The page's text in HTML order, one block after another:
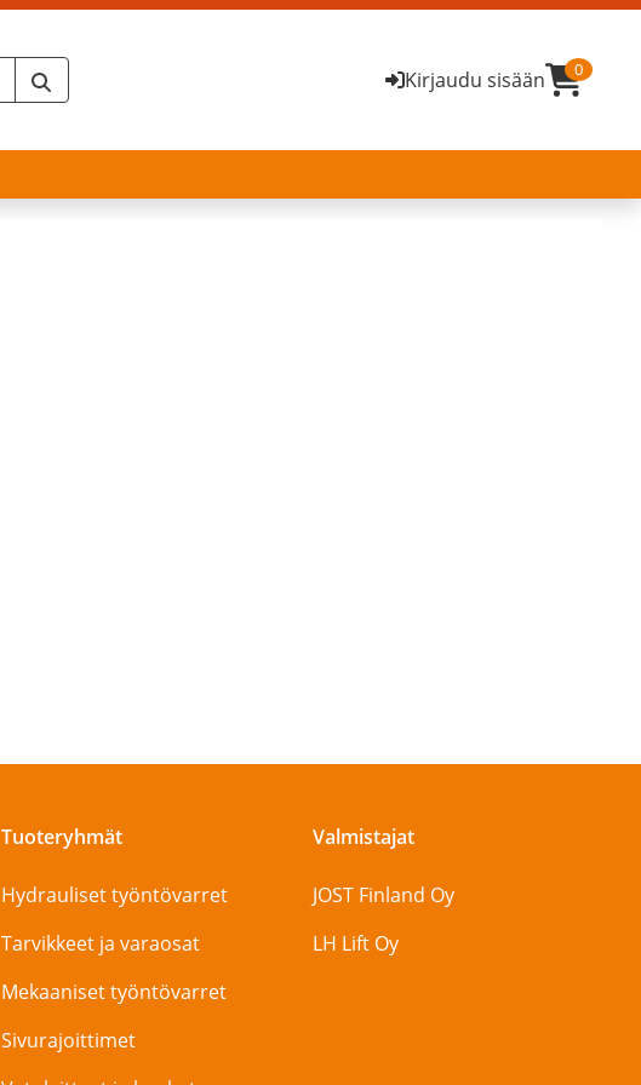
Kirjaudu sisään 0
Tuoteryhmät
Hydrauliset työntövarret
Tarvikkeet ja varaosat
Mekaaniset työntövarret
Sivurajoittimet
Valmistajat
JOST Finland Oy
LH Lift Oy